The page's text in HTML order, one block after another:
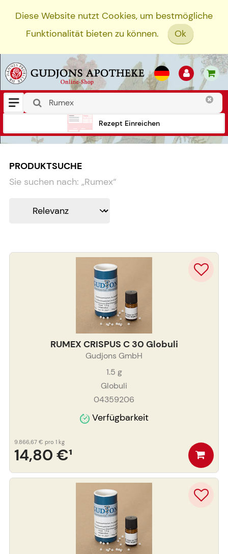
Diese Website nutzt Cookies, um bestmögliche
Funktionalität bieten zu können.
Ok
Rezept Einreichen
PRODUKTSUCHE
Sie suchen nach: „Rumex“
RUMEX CRISPUS C 30 Globuli
Gudjons GmbH
1.5 g
Globuli
04359206
Verfügbarkeit
14,80 €¹
9.866,67 € pro 1 kg